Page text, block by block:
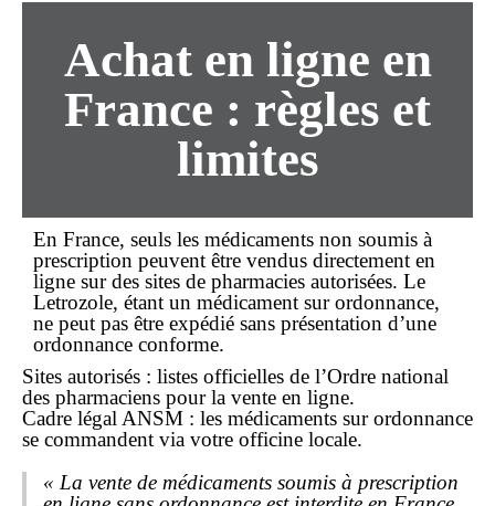
Achat en ligne en
France : règles et
limites
En France, seuls les médicaments non soumis à
prescription peuvent être vendus directement en
ligne sur des sites de pharmacies autorisées. Le
Letrozole, étant un médicament sur ordonnance,
ne peut pas être expédié sans présentation d’une
ordonnance conforme.
Sites autorisés : listes officielles de l’Ordre national
des pharmaciens pour la vente en ligne.
Cadre légal ANSM : les médicaments sur ordonnance
se commandent via votre officine locale.
« La vente de médicaments soumis à prescription